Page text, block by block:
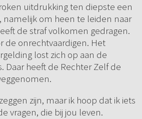
uitdrukking ten diepste een
om heen te leiden naar
de straf volkomen gedragen.
de onrechtvaardigen. Het
lost zich op aan de
Daar heeft de Rechter Zelf de
zijn, maar ik hoop dat ik iets
vragen, die bij jou leven.